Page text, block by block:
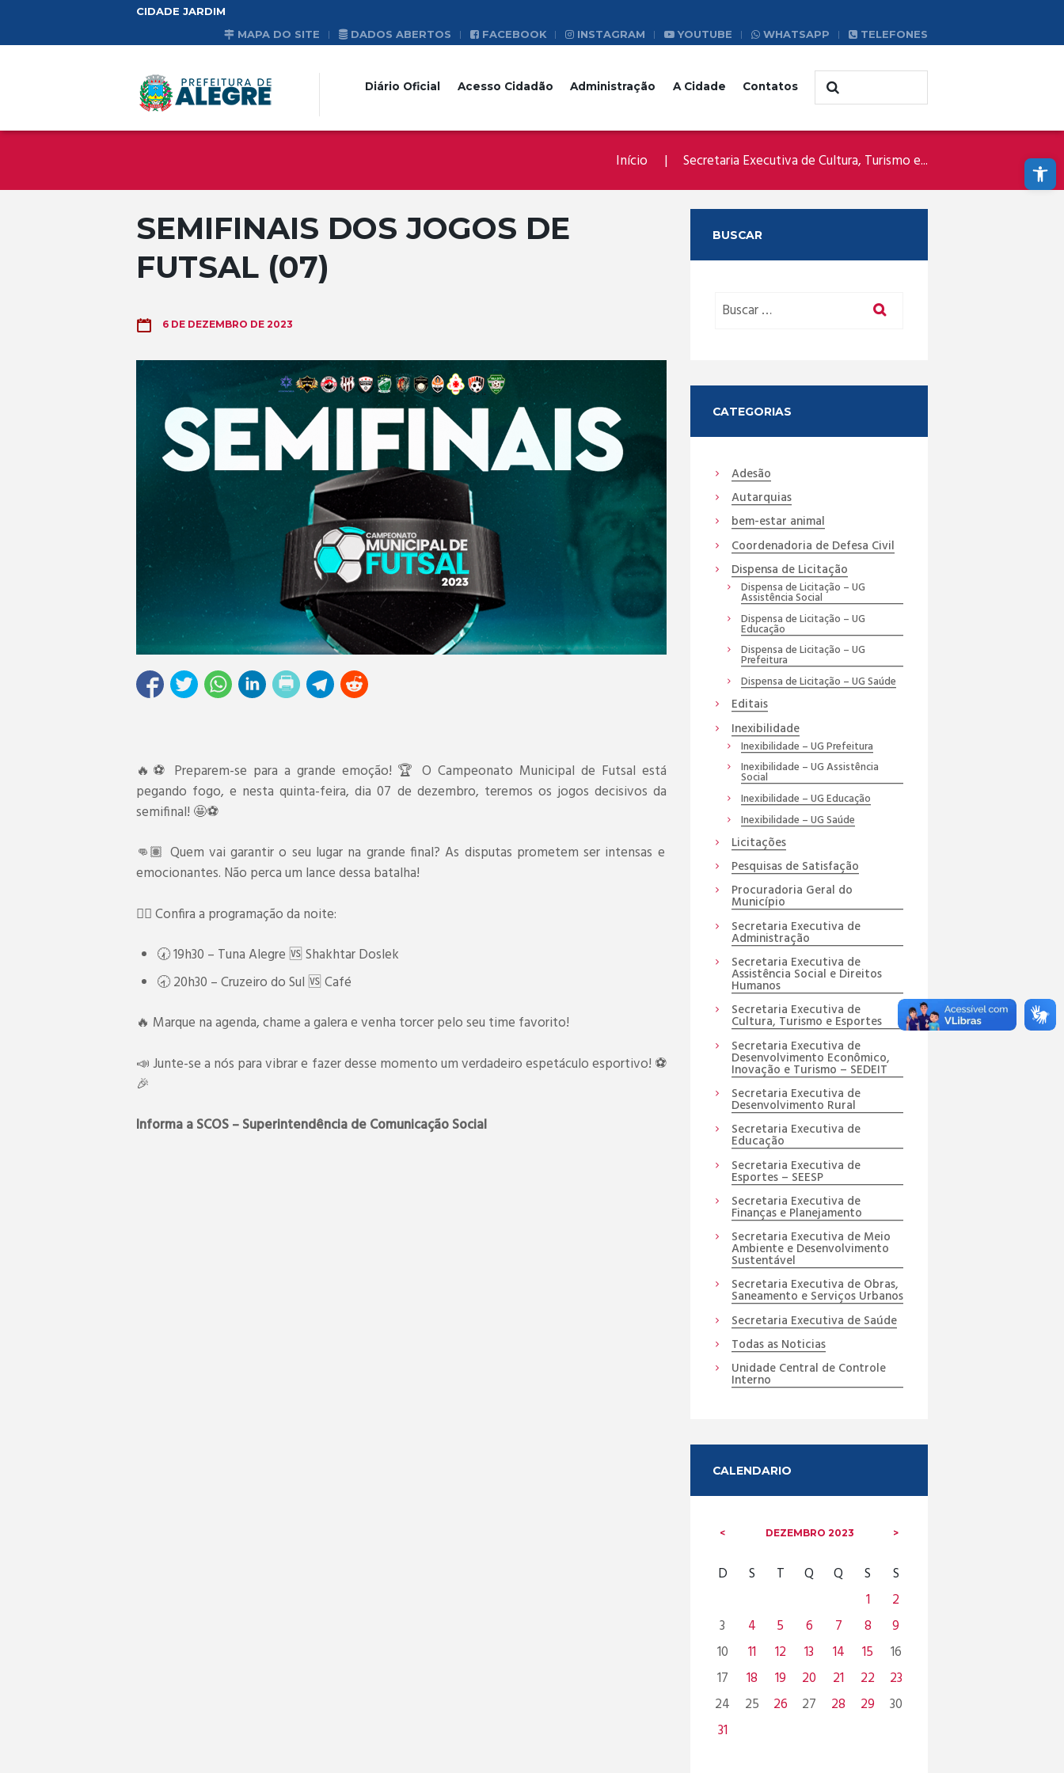
Abrir a barra de ferramentas
CIDADE JARDIM
MAPA DO SITE
DADOS ABERTOS FACEBOOK INSTAGRAM YOUTUBE WHATSAPP TELEFONES
Diário Oficial Acesso Cidadão Administração A Cidade Contatos
Início Secretaria Executiva de Cultura, Turismo e...
SEMIFINAIS DOS JOGOS DE
FUTSAL (07)
6 DE DEZEMBRO DE 2023
🔥⚽ Preparem-se para a grande emoção! 🏆 O Campeonato Municipal de Futsal está
pegando fogo, e nesta quinta-feira, dia 07 de dezembro, teremos os jogos decisivos da
semifinal! 🤩⚽
👊🏽 Quem vai garantir o seu lugar na grande final? As disputas prometem ser intensas e
emocionantes. Não perca um lance dessa batalha!
👉🏽 Confira a programação da noite:
🕢 19h30 – Tuna Alegre 🆚 Shakhtar Doslek
🕣 20h30 – Cruzeiro do Sul 🆚 Café
🔥 Marque na agenda, chame a galera e venha torcer pelo seu time favorito!
📣 Junte-se a nós para vibrar e fazer desse momento um verdadeiro espetáculo esportivo! ⚽
🎉
Informa a SCOS – Superintendência de Comunicação Social
BUSCAR
CATEGORIAS
Adesão
Autarquias
bem-estar animal
Coordenadoria de Defesa Civil
Dispensa de Licitação
Dispensa de Licitação – UG
Assistência Social
Dispensa de Licitação – UG
Educação
Dispensa de Licitação – UG
Prefeitura
Dispensa de Licitação – UG Saúde
Editais
Inexibilidade
Inexibilidade – UG Prefeitura
Inexibilidade – UG Assistência
Social
Inexibilidade – UG Educação
Inexibilidade – UG Saúde
Licitações
Pesquisas de Satisfação
Procuradoria Geral do
Município
Secretaria Executiva de
Administração
Secretaria Executiva de
Assistência Social e Direitos
Humanos
Secretaria Executiva de
Cultura, Turismo e Esportes
Secretaria Executiva de
Desenvolvimento Econômico,
Inovação e Turismo – SEDEIT
Secretaria Executiva de
Desenvolvimento Rural
Secretaria Executiva de
Educação
Secretaria Executiva de
Esportes – SEESP
Secretaria Executiva de
Finanças e Planejamento
Secretaria Executiva de Meio
Ambiente e Desenvolvimento
Sustentável
Secretaria Executiva de Obras,
Saneamento e Serviços Urbanos
Secretaria Executiva de Saúde
Todas as Noticias
Unidade Central de Controle
Interno
CALENDARIO
DEZEMBRO2023
D S T Q Q S
S
1
2
3
4 5 6 7 8
9
10
11 12 13 14 15
16
17
18 19 20 21 22
23
24
25 26 27 28 29
30
31